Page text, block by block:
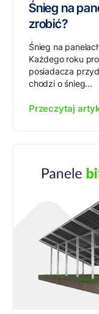
Śnieg na
zrobić?
Śnieg na
Każdego roku
posiadacza
chodzi o śnieg...
Przeczytaj